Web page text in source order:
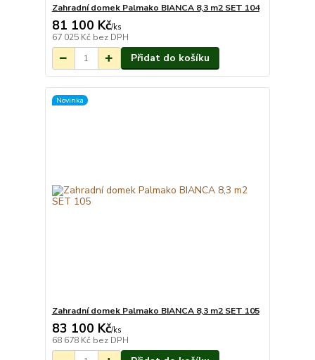
Zahradní domek Palmako BIANCA 8,3 m2 SET 104
81 100 Kč/ks
67 025 Kč bez DPH
Přidat do košíku
Novinka
Zahradní domek Palmako BIANCA 8,3 m2 SET 105
83 100 Kč/ks
68 678 Kč bez DPH